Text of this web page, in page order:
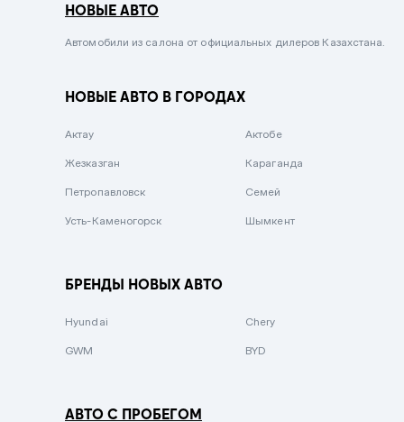
Сиреневый металлик
Вишневый
Зеленый металлик
НОВЫЕ АВТО
Автомобили из салона от официальных дилеров Казахстана.
НОВЫЕ АВТО В ГОРОДАХ
Актау Актобе
Жезказган Караганда
Петропавловск Семей
Усть-Каменогорск Шымкент
БРЕНДЫ НОВЫХ АВТО
Hyundai Chery
GWM BYD
АВТО С ПРОБЕГОМ